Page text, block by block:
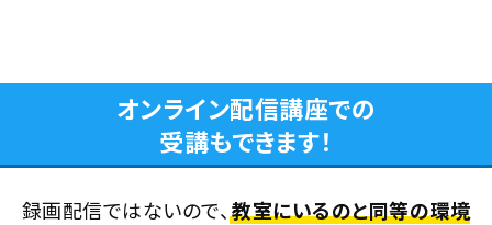
オンライン配信講座での
受講もできます！
録画配信ではないので、教室にいるのと同等の環境